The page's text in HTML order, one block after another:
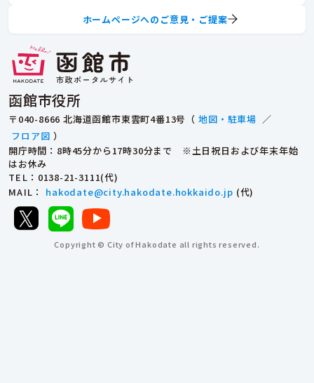
函館市役所
〒040-8666 北海道函館市東雲町4番13号（ 地図・駐車場 ／
フロア図 ）
開庁時間：8時45分から17時30分まで ※土日祝日および年末年始
はお休み
TEL ：0138-21-3111(代)
MAIL ： hakodate@city.hakodate.hokkaido.jp (代)
ホームページへのご意見・ご提案
Copyright © City of Hakodate all rights reserved.